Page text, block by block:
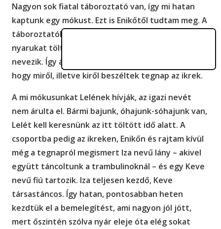
Nagyon sok fiatal táboroztató van, így mi hatan
kaptunk egy mókust. Ezt is Enikőtől tudtam meg. A
táboroztatókat, attól függően, hogy hányadik
nyarukat töltik itt,
nevezik. Így állt végre össze teljesen a fejemben,
hogy miről, illetve kiről beszéltek tegnap az ikrek.
A mi mókusunkat Lelének hívják, az igazi nevét
nem árulta el. Bármi bajunk, óhajunk-sóhajunk van,
Lelét kell keresnünk az itt töltött idő alatt. A
csoportba pedig az ikreken, Enikőn és rajtam kívül
még a tegnapról megismert Iza nevű lány – akivel
együtt táncoltunk a trambulinoknál – és egy Keve
nevű fiú tartozik. Iza teljesen kezdő, Keve
társastáncos. Így hatan, pontosabban heten
kezdtük el a bemelegítést, ami nagyon jól jött,
mert őszintén szólva nyár eleje óta elég sokat